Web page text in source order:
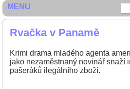
Rvačka v Panamě
Krimi drama mladého agenta
jako nezaměstnaný novinář snaží
pašeráků ilegálního zboží.
MENU